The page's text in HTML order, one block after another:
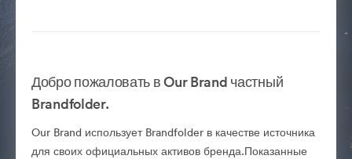
Добро пожаловать в Our Brand частный
Brandfolder.
Our Brand использует Brandfolder в качестве источника
для своих официальных активов бренда.Показанные